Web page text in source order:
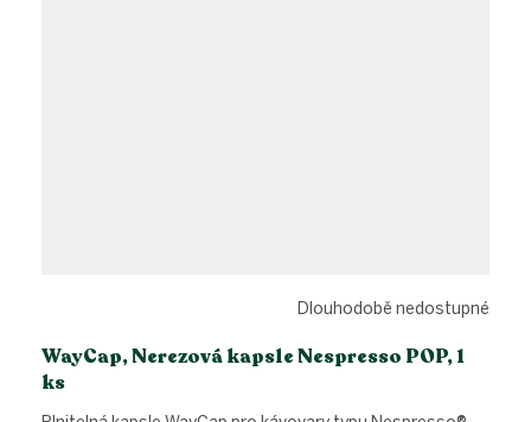
WayCap, Nerezová kapsle Nespresso POP, 1
ks
Dlouhodobě nedostupné